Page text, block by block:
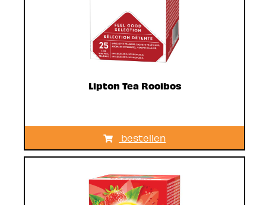
Lipton Tea Rooibos
bestellen